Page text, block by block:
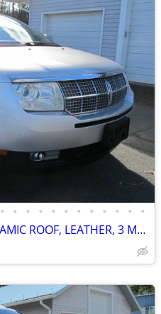
• • • • • • • • • • • •
2010 LINCOLN MKX, PANORAMIC ROOF, LEATHER, 3 MNTH/3,000 ML PWRTRN WTY